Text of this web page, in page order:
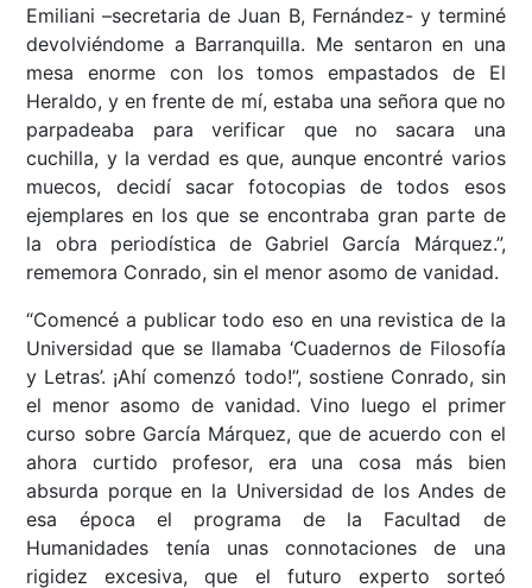
Emiliani –secretaria de Juan B, Fernández- y terminé
devolviéndome a Barranquilla. Me sentaron en una
mesa enorme con los tomos empastados de El
Heraldo, y en frente de mí, estaba una señora que no
parpadeaba para verificar que no sacara una
cuchilla, y la verdad es que, aunque encontré varios
muecos, decidí sacar fotocopias de todos esos
ejemplares en los que se encontraba gran parte de
la obra periodística de Gabriel García Márquez.”,
rememora Conrado, sin el menor asomo de vanidad.
“Comencé a publicar todo eso en una revistica de la
Universidad que se llamaba ‘Cuadernos de Filosofía
y Letras’. ¡Ahí comenzó todo!”, sostiene Conrado, sin
el menor asomo de vanidad. Vino luego el primer
curso sobre García Márquez, que de acuerdo con el
ahora curtido profesor, era una cosa más bien
absurda porque en la Universidad de los Andes de
esa época el programa de la Facultad de
Humanidades tenía unas connotaciones de una
rigidez excesiva, que el futuro experto sorteó